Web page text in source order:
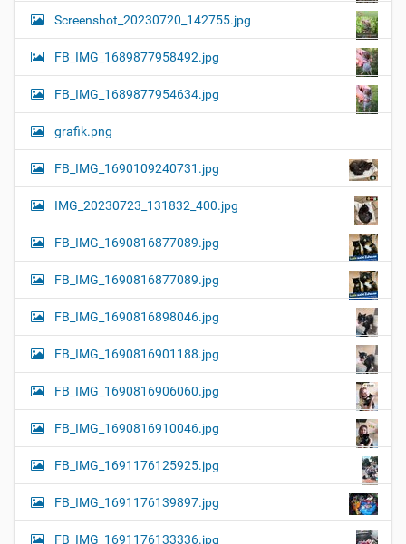
Screenshot_20230720_142755.jpg
FB_IMG_1689877958492.jpg
FB_IMG_1689877954634.jpg
grafik.png
FB_IMG_1690109240731.jpg
IMG_20230723_131832_400.jpg
FB_IMG_1690816877089.jpg
FB_IMG_1690816877089.jpg
FB_IMG_1690816898046.jpg
FB_IMG_1690816901188.jpg
FB_IMG_1690816906060.jpg
FB_IMG_1690816910046.jpg
FB_IMG_1691176125925.jpg
FB_IMG_1691176139897.jpg
FB_IMG_1691176133336.jpg